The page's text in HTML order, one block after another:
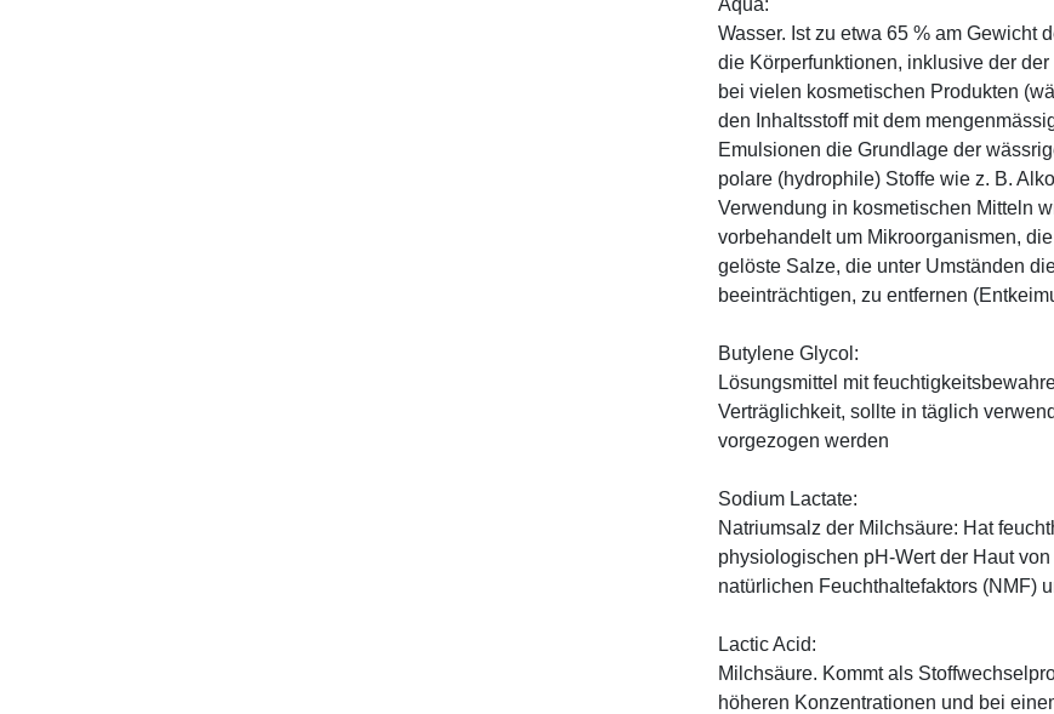
Aqua:
Wasser. Ist zu etwa 65 % am Gewicht
die Körperfunktionen, inklusive der
bei vielen kosmetischen Produkten
den Inhaltsstoff mit dem
Emulsionen die Grundlage der
polare (hydrophile) Stoffe wie z. B.
Verwendung in kosmetischen Mitteln
vorbehandelt um Mikroorganismen,
gelöste Salze, die unter Umständen
beeinträchtigen, zu entfernen
Butylene Glycol:
Lösungsmittel mit
Verträglichkeit, sollte in täglich
vorgezogen werden
Sodium Lactate:
Natriumsalz der Milchsäure: Hat
physiologischen pH-Wert der Haut
natürlichen Feuchthaltefaktors (NMF)
Lactic Acid:
Milchsäure. Kommt als
höheren Konzentrationen und bei